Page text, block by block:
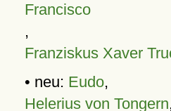
Francisco
,
Franziskus Xaver
• neu: Eudo,
Helerius von Tongern